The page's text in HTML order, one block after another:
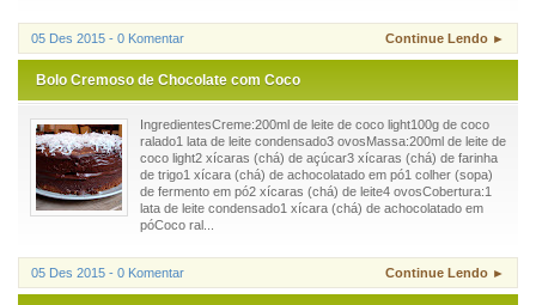
05 Des 2015 - 0 Komentar Continue Lendo ►
Bolo Cremoso de Chocolate com Coco
IngredientesCreme:200ml de leite de coco light100g de coco
ralado1 lata de leite condensado3 ovosMassa:200ml de leite de
coco light2 xícaras (chá) de açúcar3 xícaras (chá) de farinha
de trigo1 xícara (chá) de achocolatado em pó1 colher (sopa)
de fermento em pó2 xícaras (chá) de leite4 ovosCobertura:1
lata de leite condensado1 xícara (chá) de achocolatado em
póCoco ral...
05 Des 2015 - 0 Komentar Continue Lendo ►